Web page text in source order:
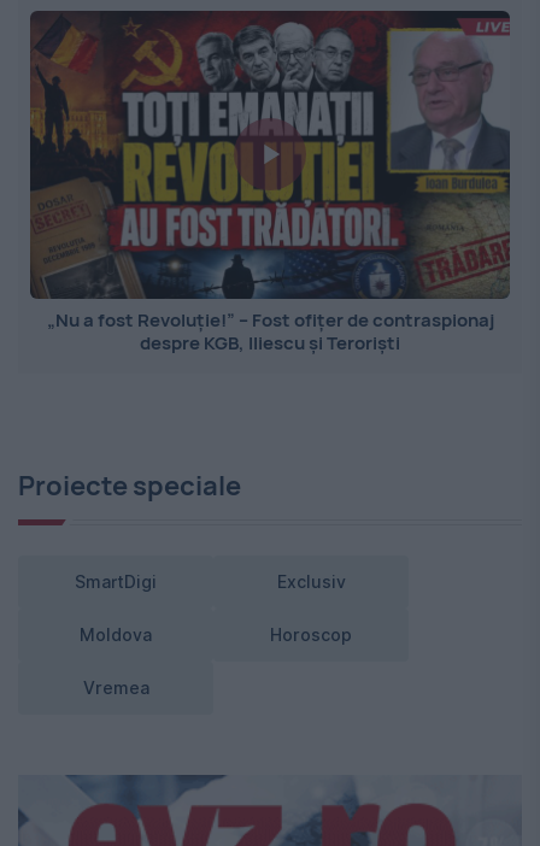
„Nu a fost Revoluție!” – Fost ofițer de contraspionaj
despre KGB, Iliescu și Teroriști
Proiecte speciale
SmartDigi Exclusiv
Moldova Horoscop
Vremea